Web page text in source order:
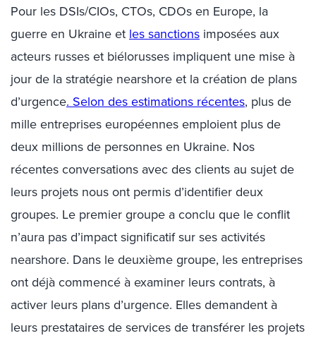
Pour les DSIs/CIOs, CTOs, CDOsen Europe, la
guerre en Ukraine et les sanctions imposées aux
acteurs russes et biélorusses impliquent une mise à
jour de la stratégie nearshoreet la création de plans
d’urgence. Selon des estimations récentes, plus de
mille entreprises européennes emploient plus de
deux millions de personnes en Ukraine. Nos
récentes conversations avec des clients au sujet de
leurs projets nous ont permis d’identifier deux
groupes. Le premier groupe a conclu que le conflit
n’aura pas d’impact significatif sur ses activités
nearshore. Dans le deuxième groupe, les entreprises
ont déjà commencé à examiner leurs contrats, à
activer leurs plans d’urgence. Elles demandent à
leurs prestataires de services de transférer les projets